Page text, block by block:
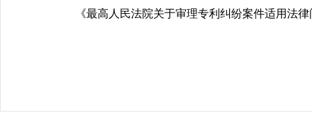
《最高人民法院关于审理专利纠纷案件适用法律